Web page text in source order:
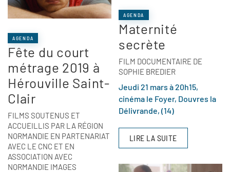
AGENDA
Fête du court
métrage 2019 à
Hérouville Saint-
Clair
FILMS SOUTENUS ET
ACCUEILLIS PAR LA RÉGION
NORMANDIE EN PARTENARIAT
AVEC LE CNC ET EN
ASSOCIATION AVEC
NORMANDIE IMAGES
AGENDA
Maternité
secrète
FILM DOCUMENTAIRE DE
SOPHIE BREDIER
Jeudi 21 mars à 20h15,
cinéma le Foyer, Douvres la
Délivrande, (14)
LIRE LA SUITE